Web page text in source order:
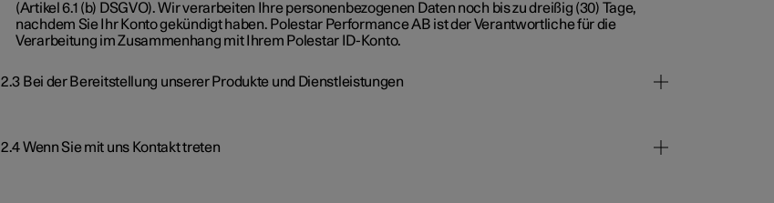
(Artikel 6.1 (b) DSGVO). Wir verarbeiten Ihre personenbezogenen Daten noch bis zu dreißig (30) Tage,
nachdem Sie Ihr Konto gekündigt haben. Polestar Performance AB ist der Verantwortliche für die
Verarbeitung im Zusammenhang mit Ihrem Polestar ID-Konto.
2.3 Bei der Bereitstellung unserer Produkte und Dienstleistungen
2.4 Wenn Sie mit uns Kontakt treten